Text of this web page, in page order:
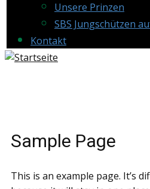
Unsere Prinzen
SBS Jungschützen
Kontakt
Sample Page
This is an example page. It’s